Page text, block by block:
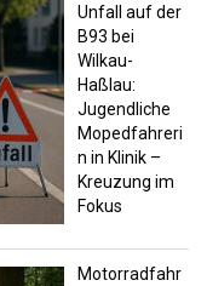
Unfall auf der
B93 bei
Wilkau-
Haßlau:
Jugendliche
Mopedfahreri
n in Klinik –
Kreuzung im
Fokus
Motorradfahr